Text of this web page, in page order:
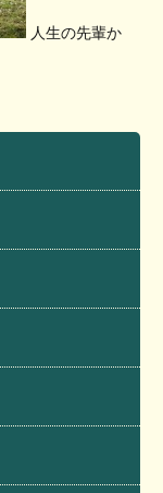
人生の先輩か